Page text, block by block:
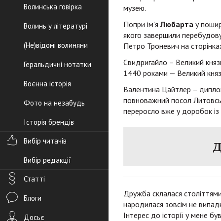
Волинська говірка
Волинь у літературі
(Не)відомі волиняни
Геральдичні нотатки
Воєнна історія
Фото на незабудь
Історія брендів
Вибір читачів
Вибір редакції
Статті
Блоги
Досьє
музею.
Попри ім'яЛюбарта у
якого завершили
Петро Троневич на
Свидригайло – Великий
1440 роками — Великий
Валентина Цайтлер –
повноважний посол
переросло вже у доробок із
Дружба склалася
народилася зовсім не
Інтерес до історії у мене